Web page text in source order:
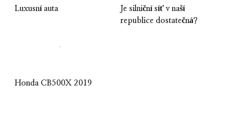
Luxusní auta
Je silniční síť v naší
republice dostatečná?
Honda CB500X 2019